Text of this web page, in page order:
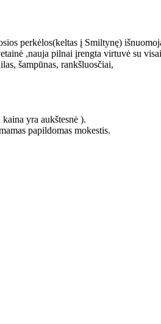
perkėlos(keltas į Smiltynę)
,nauja pilnai įrengta virtuvė su
šampūnas, rankšluosčiai,
yra aukštesnė ).
papildomas mokestis.